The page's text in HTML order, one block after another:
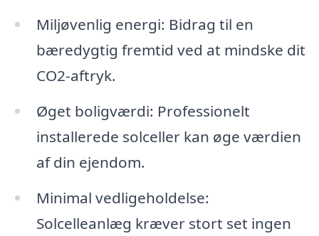
Miljøvenlig energi: Bidrag til en
bæredygtig fremtid ved at mindske dit
CO2-aftryk.
Øget boligværdi: Professionelt
installerede solceller kan øge værdien
af din ejendom.
Minimal vedligeholdelse:
Solcelleanlæg kræver stort set ingen